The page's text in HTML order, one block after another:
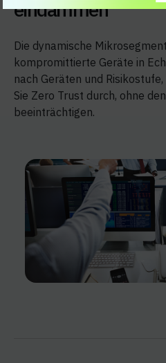
eindämmen
Die dynamische
kompromittierte Geräte in
nach Geräten und
Sie Zero Trust durch, ohne
beeinträchtigen.